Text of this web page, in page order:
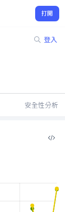
打開
登入
安全性分析